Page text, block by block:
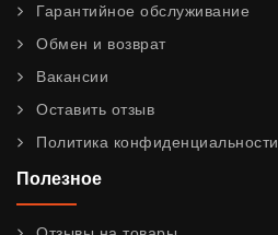
Гарантийное обслуживание
Обмен и возврат
Вакансии
Оставить отзыв
Политика конфиденциальности
Полезное